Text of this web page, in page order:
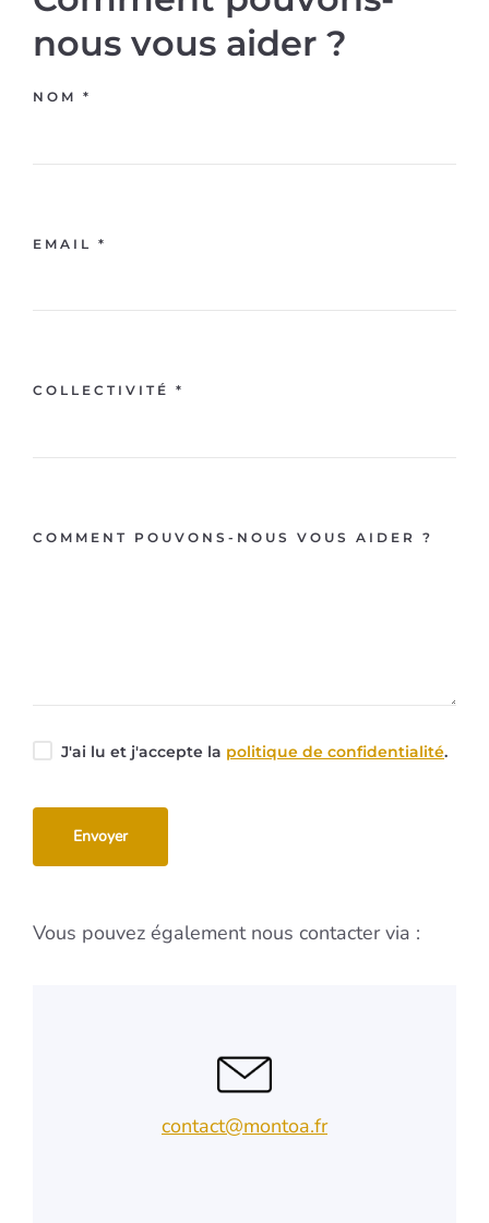
nous vous aider ?
NOM *
EMAIL *
COLLECTIVITÉ *
COMMENT POUVONS-NOUS VOUS AIDER ?
J'ai lu et j'accepte la politique de confidentialité.
Vous pouvez également nous contacter via :
contact@montoa.fr